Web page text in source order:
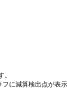
に減算検出点が